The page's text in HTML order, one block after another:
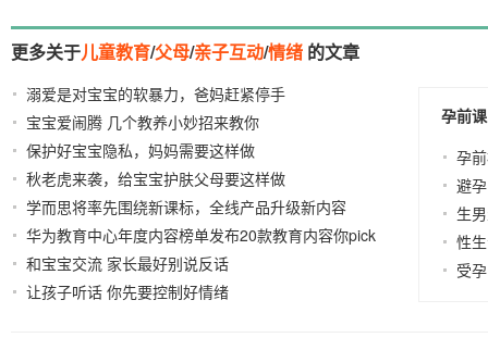
更多关于儿童教育/父母/亲子互动/情绪 的文章
溺爱是对宝宝的软暴力，爸妈赶紧停手
宝宝爱闹腾 几个教养小妙招来教你
保护好宝宝隐私，妈妈需要这样做
秋老虎来袭，给宝宝护肤父母要这样做
学而思将率先围绕新课标，全线产品升级新内容
05-24
华为教育中心年度内容榜单发布20款教育内容你pick
谁？
2023-01-09
和宝宝交流 家长最好别说反话
让孩子听话 你先要控制好情绪
孕前
孕
避孕
生
性
受孕